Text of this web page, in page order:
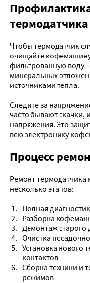
термодатчика
Чтобы термодатчик
очищайте
фильтрованную воду
минеральных
источниками тепла.
Следите за
часто бывают скачки,
напряжения. Это
всю электронику
Процесс
Ремонт
несколько этапов:
Полная
Разборка
Демонтаж старого
Очистка
Установка нового
контактов
Сборка техники и
режимов